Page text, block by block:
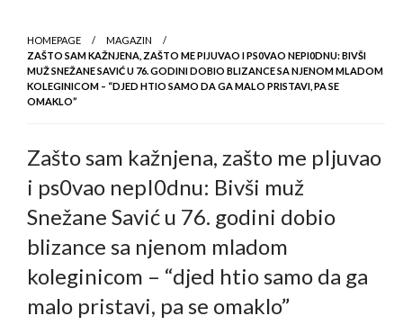
HOMEPAGE
MAGAZIN
ZAŠTO SAM KAŽNJENA, ZAŠTO ME PIJUVAO I PS0VAO NEPI0DNU: BIVŠI
MUŽ SNEŽANE SAVIĆ U 76. GODINI DOBIO BLIZANCE SA NJENOM MLADOM
KOLEGINICOM – “DJED HTIO SAMO DA GA MALO PRISTAVI, PA SE
OMAKLO”
Zašto sam kažnjena, zašto me pIjuvao
i ps0vao nepI0dnu: Bivši muž
Snežane Savić u 76. godini dobio
blizance sa njenom mladom
koleginicom – “djed htio samo da ga
malo pristavi, pa se omaklo”